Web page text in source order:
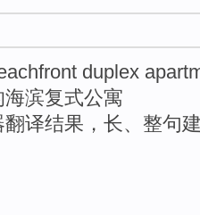
duplex
滨复式公寓
翻译结果，长、整句